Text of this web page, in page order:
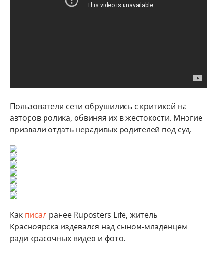
Пользователи сети обрушились с критикой на
авторов ролика, обвиняя их в жестокости. Многие
призвали отдать нерадивых родителей под суд.
Как писал ранее Ruposters Life, житель
Красноярска издевался над сыном-младенцем
ради красочных видео и фото.